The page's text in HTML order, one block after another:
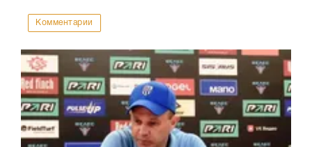
Комментарии